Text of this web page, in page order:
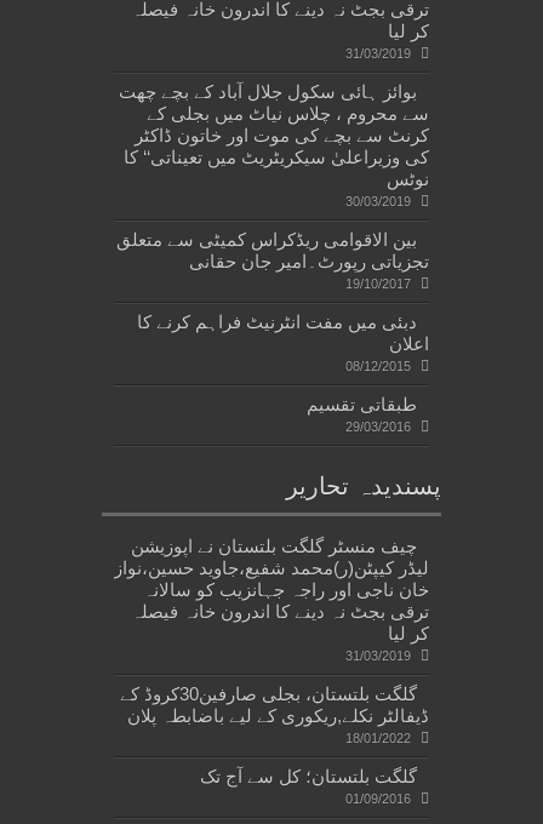
ترقی بجٹ نہ دینے کا اندرون خانہ فیصلہ
کر لیا
31/03/2019
بوائز ہائی سکول جلال آباد کے بچے چھت
سے محروم ، چلاس نیاٹ میں بجلی کے
کرنٹ سے بچے کی موت اور خاتون ڈاکٹر
کی وزیراعلیٰ سیکریٹریٹ میں تعیناتی‘‘ کا
نوٹس
30/03/2019
بین الاقوامی ریڈکراس کمیٹی سے متعلق
تجزیاتی رپورٹ۔امیر جان حقانی
19/10/2017
دبئی میں مفت انٹرنیٹ فراہم کرنے کا
اعلان
08/12/2015
طبقاتی تقسیم
29/03/2016
پسندیدہ تحاریر
چیف منسٹر گلگت بلتستان نے اپوزیشن
لیڈر کیپٹن(ر)محمد شفیع،جاوید حسین،نواز
خان ناجی اور راجہ جہانزیب کو سالانہ
ترقی بجٹ نہ دینے کا اندرون خانہ فیصلہ
کر لیا
31/03/2019
گلگت بلتستان، بجلی صارفین30کروڈ کے
ڈیفالٹر نکلے,ریکوری کے لیے باضابطہ پلان
18/01/2022
گلگت بلتستان؛ کل سے آج تک
01/09/2016